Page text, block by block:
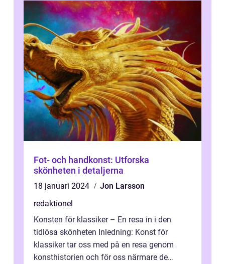
Fot- och handkonst: Utforska
skönheten i detaljerna
18 januari 2024
Jon Larsson
redaktionel
Konsten för klassiker – En resa in i den
tidlösa skönheten Inledning: Konst för
klassiker tar oss med på en resa genom
konsthistorien och för oss närmare de